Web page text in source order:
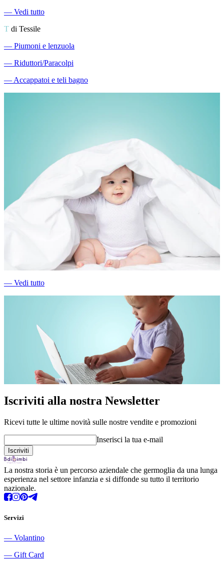
― Vedi tutto
T di Tessile
― Piumoni e lenzuola
― Riduttori/Paracolpi
―Accappatoi e teli bagno
― Vedi tutto
Iscriviti alla nostra Newsletter
Ricevi tutte le ultime novità sulle nostre vendite e promozioni
Inserisci la tua e-mail
La nostra storia è un percorso aziendale che germoglia da una lunga
esperienza nel settore infanzia e si diffonde su tutto il territorio
nazionale.
Servizi
― Volantino
― Gift Card